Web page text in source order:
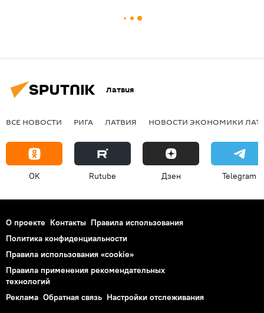
Латвия
ВСЕ НОВОСТИ РИГА ЛАТВИЯ НОВОСТИ ЭКОНОМИКИ
OK Rutube Дзен Telegram
О проекте Контакты Правила использования
Политика конфиденциальности
Правила использования «cookie»
Правила применения рекомендательных
технологий
Реклама Обратная связь Настройки отслеживания